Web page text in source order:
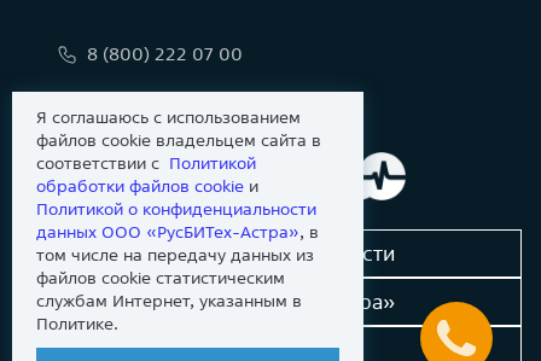
8 (800) 222 07 00
Сообщить об уязвимости
Новости «Группы Астра»
Dev-портал
Я соглашаюсь с использованием
файлов cookie владельцем сайта в
соответствии с Политикой
обработки файлов сookie и
Политикой о конфиденциальности
данных ООО «РусБИТех-Астра», в
том числе на передачу данных из
файлов cookie статистическим
службам Интернет, указанным в
Политике.